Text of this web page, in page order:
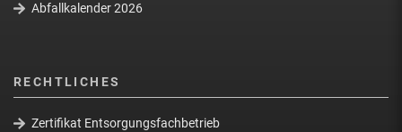
Abfallkalender 2026
RECHTLICHES
Zertifikat Entsorgungsfachbetrieb